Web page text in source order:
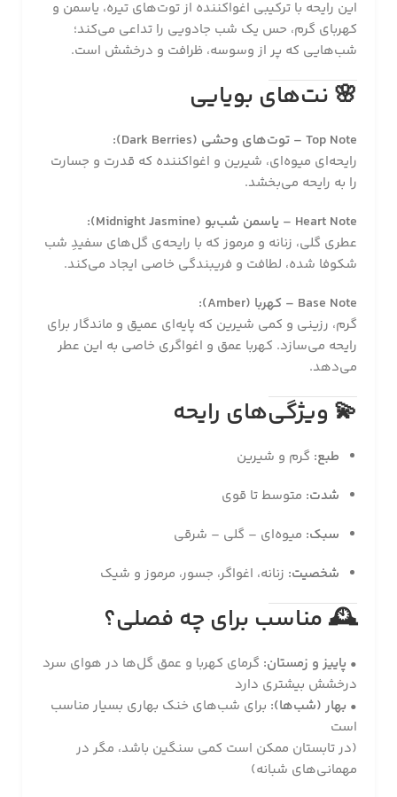
این رایحه با ترکیبی اغواکننده از توت‌های تیره، یاسمن و
کهربای گرم، حس یک شب جادویی را تداعی می‌کند؛
شب‌هایی که پر از وسوسه، ظرافت و درخشش است.
🌸 نت‌های بویایی
Top Note – توت‌های وحشی (Dark Berries):
رایحه‌ای میوه‌ای، شیرین و اغواکننده که قدرت و جسارت
را به رایحه می‌بخشد.
Heart Note – یاسمن شب‌بو (Midnight Jasmine):
عطری گلی، زنانه و مرموز که با رایحه‌ی گل‌های سفیدِ شب‌
شکوفا شده، لطافت و فریبندگی خاصی ایجاد می‌کند.
Base Note – کهربا (Amber):
گرم، رزینی و کمی شیرین که پایه‌ای عمیق و ماندگار برای
رایحه می‌سازد. کهربا عمق و اغواگری خاصی به این عطر
می‌دهد.
💫 ویژگی‌های رایحه
طبع: گرم و شیرین
شدت: متوسط تا قوی
سبک: میوه‌ای – گلی – شرقی
شخصیت: زنانه، اغواگر، جسور، مرموز و شیک
🕰 مناسب برای چه فصلی؟
• پاییز و زمستان: گرمای کهربا و عمق گل‌ها در هوای سرد
درخشش بیشتری دارد
• بهار (شب‌ها): برای شب‌های خنک بهاری بسیار مناسب
است
(در تابستان ممکن است کمی سنگین باشد، مگر در
مهمانی‌های شبانه)